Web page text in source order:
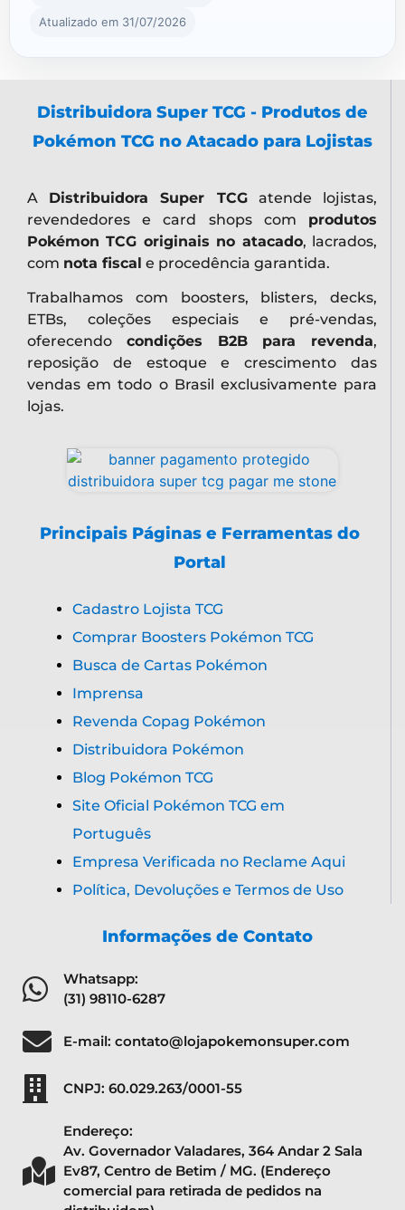
Atualizado em 31/07/2026
Distribuidora Super TCG - Produtos de
Pokémon TCG no Atacado para Lojistas
A Distribuidora Super TCGatende lojistas,
revendedores e card shops com produtos
Pokémon TCG originais no atacado, lacrados,
com nota fiscal e procedência garantida.
Trabalhamos com boosters, blisters, decks,
ETBs, coleções especiais e pré-vendas,
oferecendo condições B2B para revenda,
reposição de estoque e crescimento das
vendas em todo o Brasil exclusivamente para
lojas.
Principais Páginas e Ferramentas do
Portal
Cadastro Lojista TCG
Comprar Boosters Pokémon TCG
Busca de Cartas Pokémon
Imprensa
Revenda Copag Pokémon
Distribuidora Pokémon
Blog Pokémon TCG
Site Oficial Pokémon TCG em
Português
Empresa Verificada no Reclame Aqui
Política, Devoluções e Termos de Uso
Informações de Contato
Whatsapp:
(31) 98110-6287
E-mail: contato@lojapokemonsuper.com
CNPJ: 60.029.263/0001-55
Endereço:
Av. Governador Valadares, 364 Andar 2 Sala
Ev87, Centro de Betim / MG. (Endereço
comercial para retirada de pedidos na